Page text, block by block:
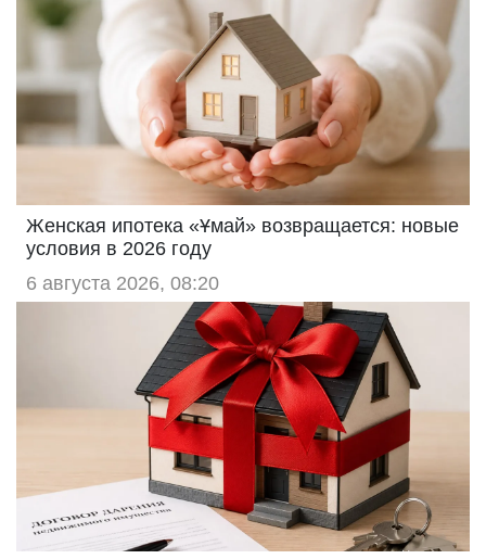
Женская ипотека «Ұмай» возвращается: новые
условия в 2026 году
6 августа 2026, 08:20